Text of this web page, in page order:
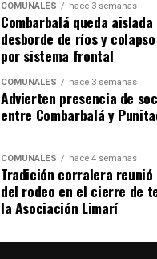
COMUNALES hace 3 semanas
Combarbalá queda
desborde de ríos y
por sistema frontal
COMUNALES hace 3 semanas
Advierten presencia de
entre Combarbalá y
COMUNALES hace 4 semanas
Tradición corralera
del rodeo en el cierre de
la Asociación Limarí